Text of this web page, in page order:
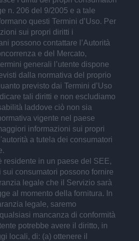
n. 206 del 9/2005 e a tale
questi Termini d’Uso. Per
sui propri diritti i
possono contattare l’Autorità
e del Mercato,
generali l’utente dispone
dalla normativa del proprio
previsto dai Termini d’Uso
tali diritti e non escludiamo
laddove ciò non sia
vigente nel paese
informazioni sui propri
a tutela dei consumatori
residente in un paese del SEE,
sui consumatori possono fornire
legale che il Servizio sarà
al momento della fornitura. In
legale, saremo
mancanza di conformità
potrebbe avere il diritto, in
locali, di: (a) ottenere il